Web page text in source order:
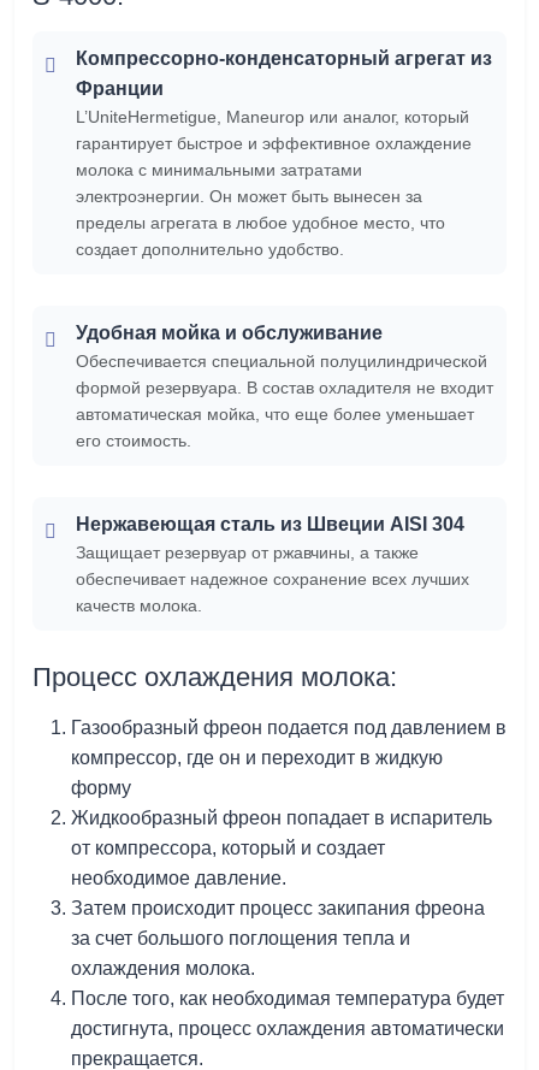
Компрессорно-конденсаторный агрегат из
Франции
L’UniteHermetigue, Maneurop или аналог, который
гарантирует быстрое и эффективное охлаждение
молока с минимальными затратами
электроэнергии. Он может быть вынесен за
пределы агрегата в любое удобное место, что
создает дополнительно удобство.
Удобная мойка и обслуживание
Обеспечивается специальной полуцилиндрической
формой резервуара. В состав охладителя не входит
автоматическая мойка, что еще более уменьшает
его стоимость.
Нержавеющая сталь из Швеции AISI 304
Защищает резервуар от ржавчины, а также
обеспечивает надежное сохранение всех лучших
качеств молока.
Процесс охлаждения молока:
Газообразный фреон подается под давлением в
компрессор, где он и переходит в жидкую
форму
Жидкообразный фреон попадает в испаритель
от компрессора, который и создает
необходимое давление.
Затем происходит процесс закипания фреона
за счет большого поглощения тепла и
охлаждения молока.
После того, как необходимая температура будет
достигнута, процесс охлаждения автоматически
прекращается.